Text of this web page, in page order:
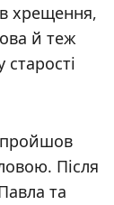
хрещення,
й теж
пройшов
Після
та